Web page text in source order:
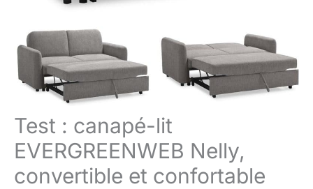
Test : canapé-lit
EVERGREENWEB Nelly,
convertible et confortable